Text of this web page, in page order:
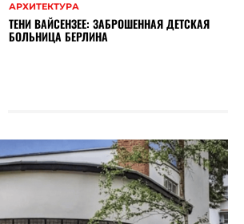
АРХИТЕКТУРА
ТЕНИ ВАЙСЕНЗЕЕ: ЗАБРОШЕННАЯ ДЕТСКАЯ
БОЛЬНИЦА БЕРЛИНА